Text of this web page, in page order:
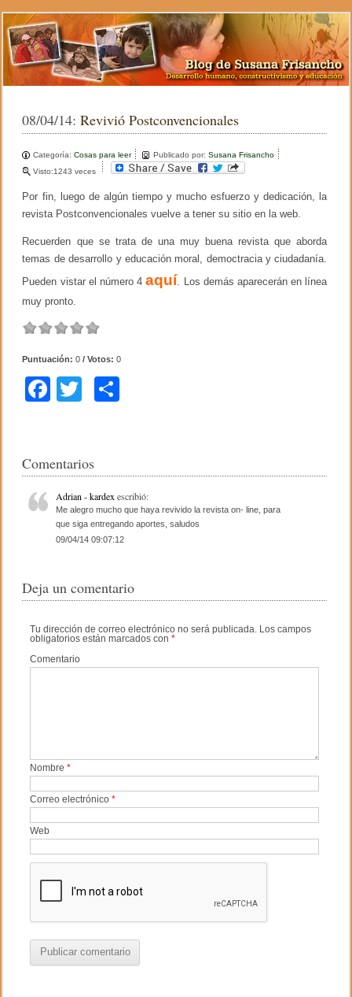
08/04/14:Revivió Postconvencionales
Categoría:Cosas para leer Publicado por:Susana Frisancho
Visto:1243 veces
Por fin, luego de algún tiempo y mucho esfuerzo y dedicación, la
revista Postconvencionales vuelve a tener su sitio en la web.
Recuerden que se trata de una muy buena revista que aborda
temas de desarrollo y educación moral, democtracia y ciudadanía.
Pueden vistar el número 4aquí . Los demás aparecerán en línea
muy pronto.
Puntuación:0 / Votos:0
F
e
b
o
o
er
ar
tir
Comentarios
Adrian - kardexescribió:
Me alegro mucho que haya revivido la revista on- line, para
que siga entregando aportes, saludos
09/04/14 09:07:12
Deja un comentario
Tu dirección de correo electrónico no será publicada. Los campos
obligatorios están marcados con*
Comentario
Nombre*
Correo electrónico*
Web